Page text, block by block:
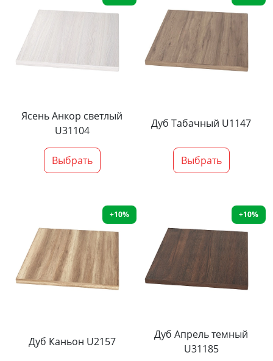
Ясень Анкор светлый
U31104
Выбрать
Дуб Табачный U1147
Выбрать
+10%
Дуб Каньон U2157
+10%
Дуб Апрель темный
U31185